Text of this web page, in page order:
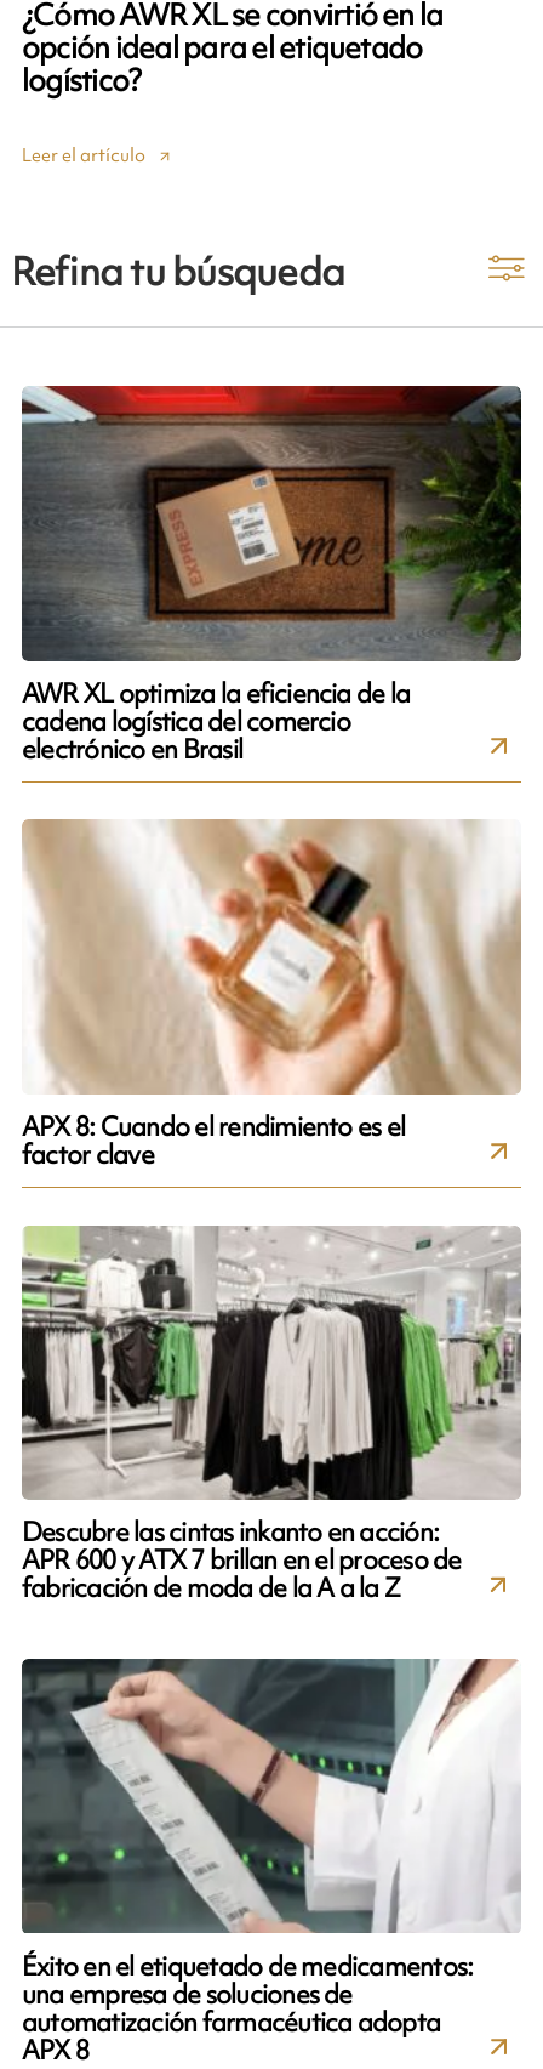
¿Cómo AWR XL se convirtió en la
opción ideal para el etiquetado
logístico?
Leer el artículo
Refina tu búsqueda
AWR XL optimiza la eficiencia de la
cadena logística del comercio
electrónico en Brasil
APX 8: Cuando el rendimiento es el
factor clave
Descubre las cintas inkanto en acción:
APR 600 y ATX 7 brillan en el proceso de
fabricación de moda de la A a la Z
Éxito en el etiquetado de medicamentos:
una empresa de soluciones de
automatización farmacéutica adopta
APX 8